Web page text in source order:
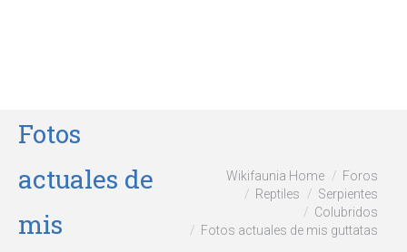
Fotos
actuales de
mis
Wikifaunia Home
Foros
Reptiles
Serpientes
Colubridos
Fotos actuales de mis guttatas